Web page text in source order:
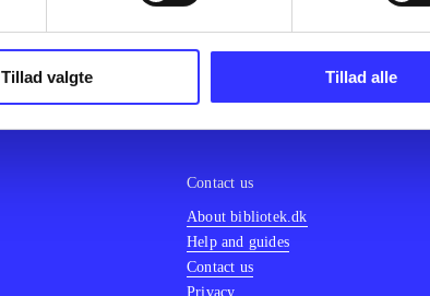
Tillad valgte Tillad alle
Contact us
About bibliotek.dk
Help and guides
Contact us
Privacy